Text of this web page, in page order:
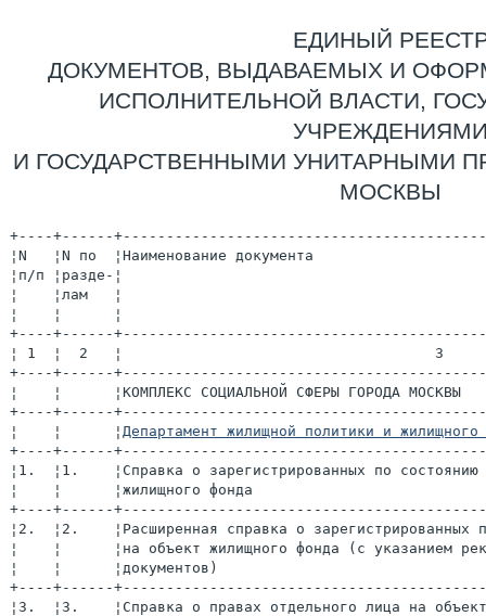
ЕДИНЫЙ
ДОКУМЕНТОВ, ВЫДАВАЕМЫХ И
ИСПОЛНИТЕЛЬНОЙ ВЛАСТИ,
И ГОСУДАРСТВЕННЫМИ УНИТАРНЫМИ
МОСКВЫ
+----+------
¦N   ¦N по  ¦Наименование документа
¦п/п ¦разде-¦
¦    ¦лам   ¦
¦    ¦      ¦
+----+------
¦ 1  ¦  2   ¦                                    3
+----+------
¦    ¦      ¦КОМПЛЕКС СОЦИАЛЬНОЙ СФЕРЫ
+----+------
¦    ¦      ¦ Департамент жилищной политики и
+----+------
¦1.  ¦1.    ¦Справка о зарегистрированных по
¦    ¦      ¦жилищного фонда
+----+------
¦2.  ¦2.    ¦Расширенная справка о
¦    ¦      ¦на объект жилищного фонда (с указанием
¦    ¦      ¦документов)
+----+------
¦3.  ¦3.    ¦Справка о правах отдельного лица на